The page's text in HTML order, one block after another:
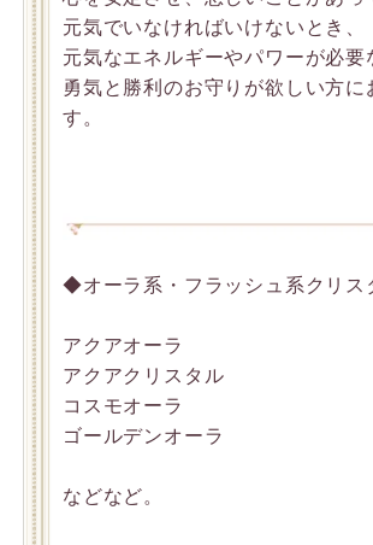
元気でいなければいけないとき、
元気なエネルギーやパワーが必要
勇気と勝利のお守りが欲しい方に
す。
◆オーラ系・フラッシュ系クリス
アクアオーラ
アクアクリスタル
コスモオーラ
ゴールデンオーラ
などなど。